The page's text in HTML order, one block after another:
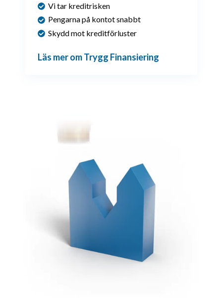
Vi tar kreditrisken
Pengarna på kontot snabbt
Skydd mot kreditförluster
Läs mer om Trygg Finansiering